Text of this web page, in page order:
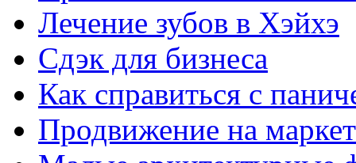
Лечение зубов в Хэйхэ
Сдэк для бизнеса
Как справиться с
Продвижение на